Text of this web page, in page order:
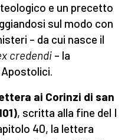
e un precetto
sul modo con
– da cui nasce il
credendi – la
ai Corinzi di san
, scritta alla fine del I
40, la lettera